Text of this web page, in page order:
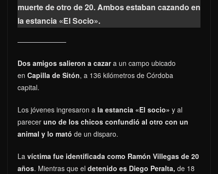
muerte de otro de 20. Ambos estaban cazando en
la estancia «El Socio».
Dos amigos salieron a cazara un campo ubicado
en Capilla de Sitón, a 136 kilómetros de Córdoba
capital.
Los jóvenes ingresaron a la estancia «El socio» y al
parecer uno de los chicos confundió al otro con un
animal y lo mató de un disparo.
La víctima fue identificada como Ramón Villegas de 20
años. Mientras que el detenido es Diego Peralta, de 18